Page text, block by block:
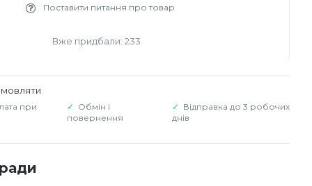
Поставити питання про товар
Вже придбали: 233
при
Обмін і
повернення
Відправка до 3 робочих
днів